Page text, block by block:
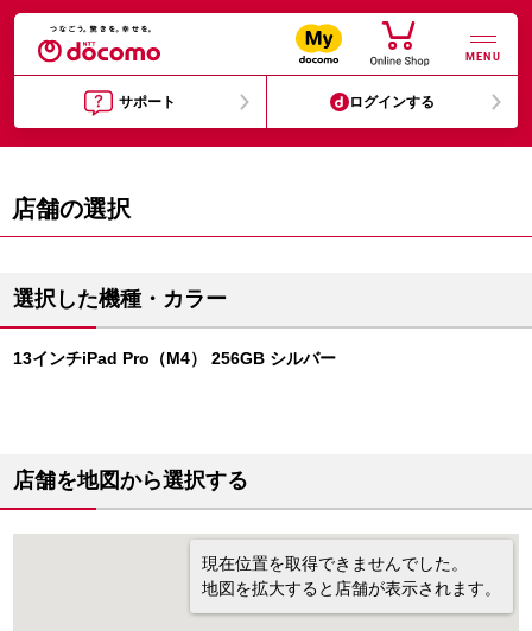
MENU
サポート ログインする
店舗の選択
選択した機種・カラー
13インチiPad Pro（M4） 256GB シルバー
店舗を地図から選択する
現在位置を取得できませんでした。
地図を拡大すると店舗が表示されます。